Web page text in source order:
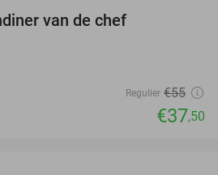
van de chef
Regulier €55
€37,50